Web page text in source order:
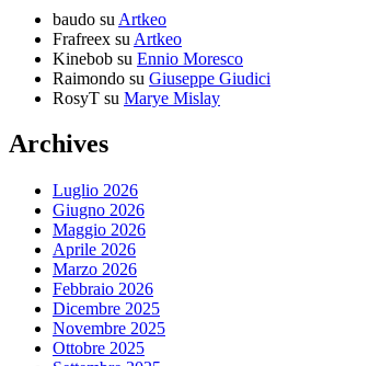
baudo su Artkeo
Frafreex su Artkeo
Kinebob su Ennio Moresco
Raimondo su Giuseppe Giudici
RosyT su Marye Mislay
Archives
Luglio 2026
Giugno 2026
Maggio 2026
Aprile 2026
Marzo 2026
Febbraio 2026
Dicembre 2025
Novembre 2025
Ottobre 2025